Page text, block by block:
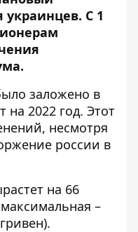
украинцев. С 1
заложено в
на 2022 год. Этот
несмотря
россии в
на 66
–